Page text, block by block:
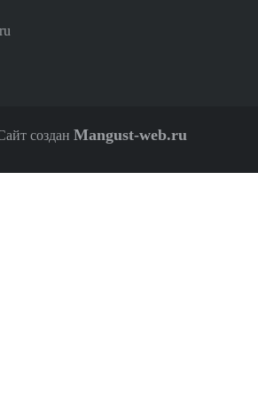
создан Mangust-web.ru